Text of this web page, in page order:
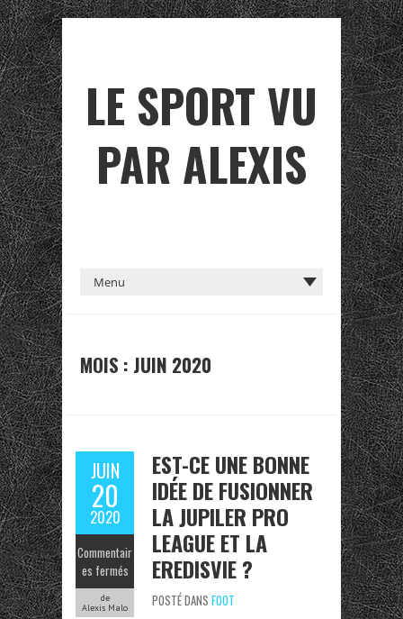
LE SPORT VU
PAR ALEXIS
MOIS : JUIN 2020
JUIN
20
2020
Commentair
es fermés
de
Alexis Malo
EST-CE UNE BONNE
IDÉE DE FUSIONNER
LA JUPILER PRO
LEAGUE ET LA
EREDISVIE ?
POSTÉ DANS FOOT